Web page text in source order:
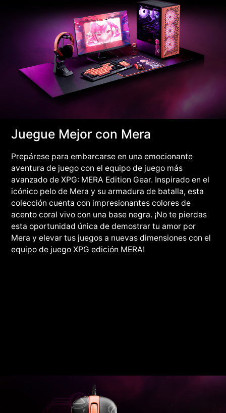
Juegue Mejor con Mera
Prepárese para embarcarse en una emocionante
aventura de juego con el equipo de juego más
avanzado de XPG: MERA Edition Gear. Inspirado en el
icónico pelo de Mera y su armadura de batalla, esta
colección cuenta con impresionantes colores de
acento coral vivo con una base negra. ¡No te pierdas
esta oportunidad única de demostrar tu amor por
Mera y elevar tus juegos a nuevas dimensiones con el
equipo de juego XPG edición MERA!